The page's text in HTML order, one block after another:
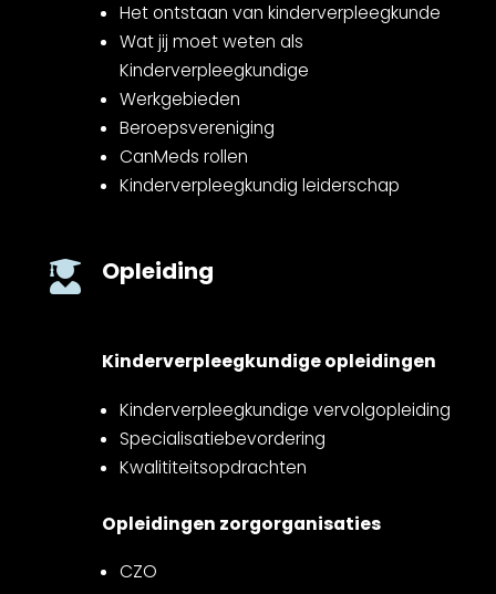
Het ontstaan van kinderverpleegkunde
Wat jij moet weten als
Kinderverpleegkundige
Werkgebieden
Beroepsvereniging
CanMeds rollen
Kinderverpleegkundig leiderschap
 Opleiding
Kinderverpleegkundige opleidingen
Kinderverpleegkundige vervolgopleiding
Specialisatiebevordering
Kwalititeitsopdrachten
Opleidingen zorgorganisaties
CZO